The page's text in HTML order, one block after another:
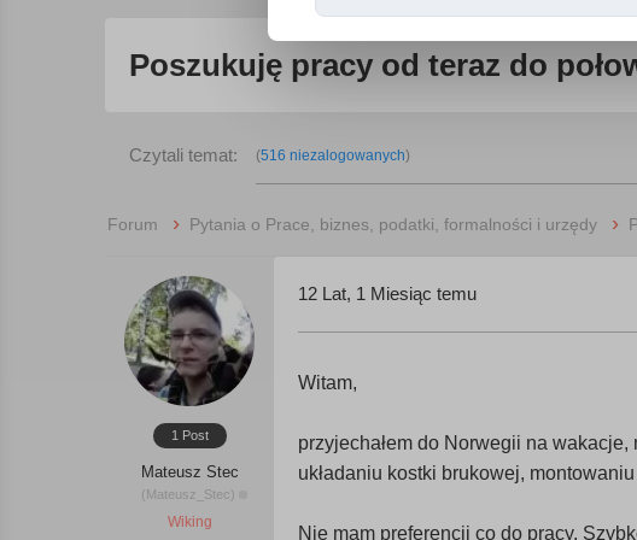
Poszukuję pracy od teraz do
Czytali temat: (516 niezalogowanych)
Forum › Pytania o Prace, biznes, podatki, formalności i urzędy ›
1 Post
Mateusz Stec
(Mateusz_Stec)
Wiking
12 Lat, 1 Miesiąc temu
Witam,
przyjechałem do Norwegii na
układaniu kostki brukowej,
Nie mam preferencji co do pracy.